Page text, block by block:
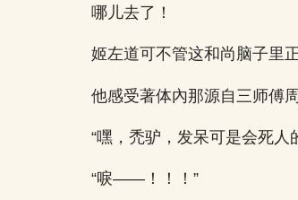
哪儿去了！
姬左道可不管这和尚脑子里
他感受著体內那源自三师傅
“嘿，禿驴，发呆可是会死人
“唳——！！！”